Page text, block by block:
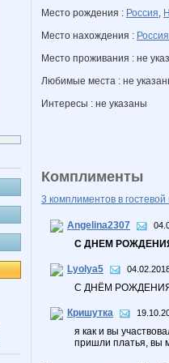
Место рождения : Россия,
Место нахождения : Россия
Место проживания : не
Любимые места : не
Интересы : не указаны
Комплименты
3 комплиментов в гостевой
Angelina2307
С ДНЕМ
Lyolya5
С ДНЁМ
Кришутка
я как и вы
пришли платья, вы